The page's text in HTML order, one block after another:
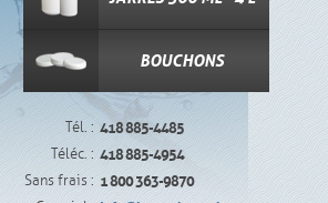
BOUCHONS
Tél. : 418 885-4485
Téléc. : 418 885-4954
Sans frais : 1 800 363-9870